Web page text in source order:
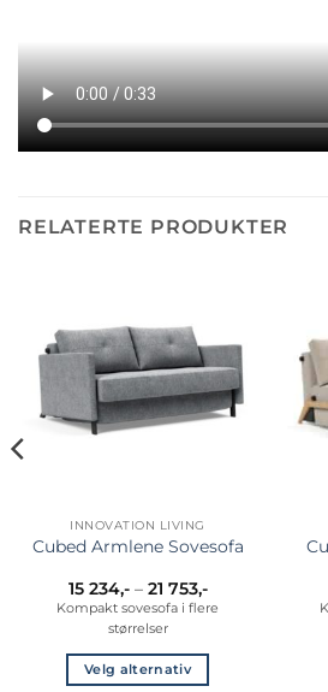
RELATERTE PRODUKTER
INNOVATION LIVING
Cubed Armlene Sovesofa
15 234,- – 21 753,-Prisområde:
15
234,-
21
Kompakt sovesofa i flere
størrelser
Velg alternativ